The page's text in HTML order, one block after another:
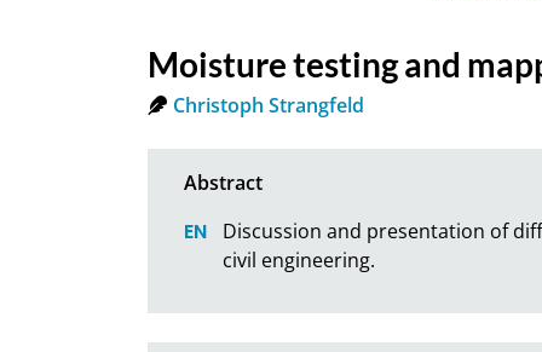
Moisture testing and
Christoph Strangfeld
Discussion and presentation of
civil engineering.